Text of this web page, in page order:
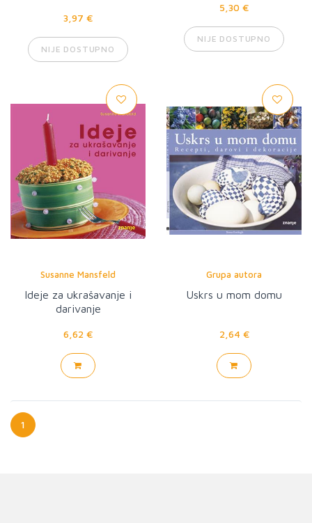
3,97 €
NIJE DOSTUPNO
5,30 €
NIJE DOSTUPNO
Susanne Mansfeld
Ideje za ukrašavanje i
darivanje
6,62 €
Grupa autora
Uskrs u mom domu
2,64 €
1